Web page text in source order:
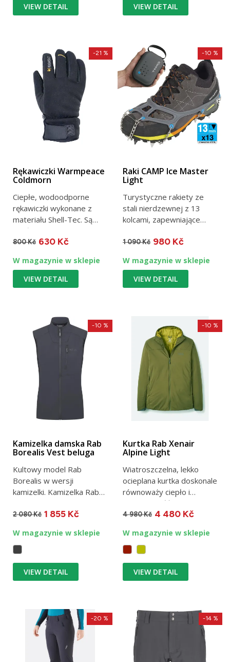
VIEW DETAIL VIEW DETAIL
Rękawiczki Warmpeace
Coldmorn
Ciepłe, wodoodporne
rękawiczki wykonane z
materiału Shell-Tec. Są
ciepłe, mają
antypoślizgową...
800 Kč
-21 %
630 Kč
W magazynie w sklepie
VIEW DETAIL
Raki CAMP Ice Master
Light
Turystyczne rakiety ze
stali nierdzewnej z 13
kolcami, zapewniające
po...
1 090 Kč
-10 %
980 Kč
W magazynie w sklepie
VIEW DETAIL
Kamizelka damska Rab
Borealis Vest beluga
Kultowy model Rab
Borealis w wersji
kamizelki. Kamizelka Rab
kurtka o tej...
2 080 Kč
-10 %
1 855 Kč
W magazynie w sklepie
VIEW DETAIL
Kurtka Rab Xenair
Alpine Light
Wiatroszczelna, lekko
ocieplana kurtka doskonale
równoważy ciepło i
oddychalność. Rab Xenair...
4 980 Kč
-10 %
4 480 Kč
W magazynie w sklepie
VIEW DETAIL
-20 % -14 %